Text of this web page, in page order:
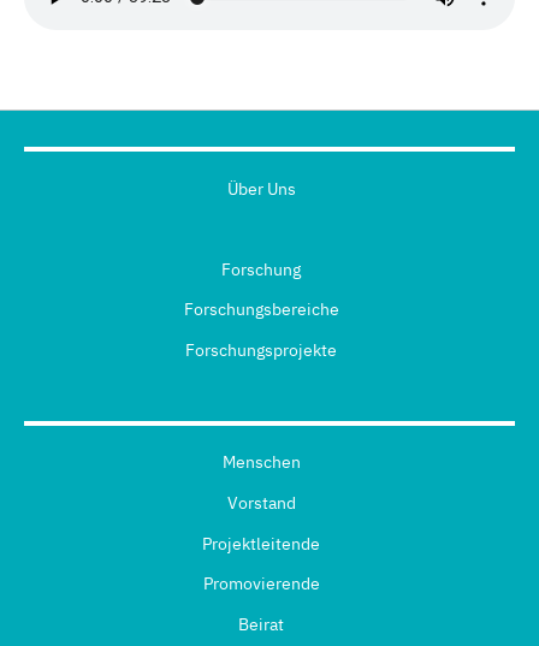
Über Uns
Forschung
Forschungsbereiche
Forschungsprojekte
Menschen
Vorstand
Projektleitende
Promovierende
Beirat